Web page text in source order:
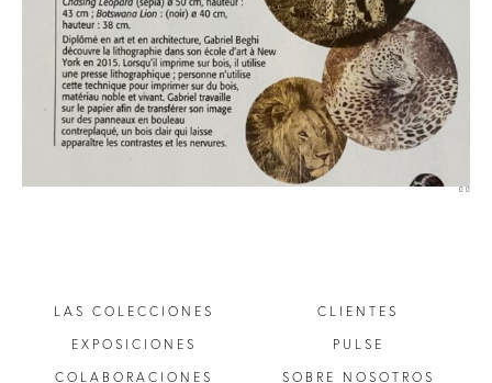
LAS COLECCIONES
CLIENTES
EXPOSICIONES
PULSE
COLABORACIONES
SOBRE NOSOTROS